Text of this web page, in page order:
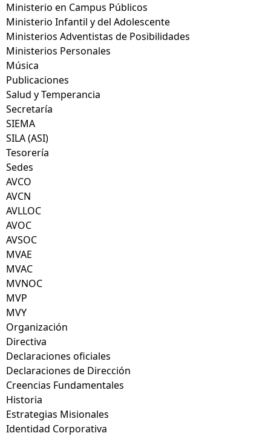
Ministerio en Campus Públicos
Ministerio Infantil y del Adolescente
Ministerios Adventistas de Posibilidades
Ministerios Personales
Música
Publicaciones
Salud y Temperancia
Secretaría
SIEMA
SILA (ASI)
Tesorería
Sedes
AVCO
AVCN
AVLLOC
AVOC
AVSOC
MVAE
MVAC
MVNOC
MVP
MVY
Organización
Directiva
Declaraciones oficiales
Declaraciones de Dirección
Creencias Fundamentales
Historia
Estrategias Misionales
Identidad Corporativa